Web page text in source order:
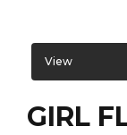
View
GIRL